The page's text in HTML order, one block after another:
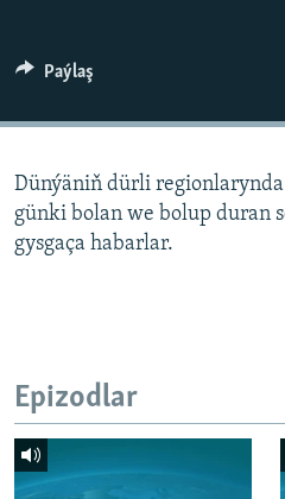
Paýlaş
Dünýäniň dürli
günki bolan we bolup duran
gysgaça habarlar.
Epizodlar